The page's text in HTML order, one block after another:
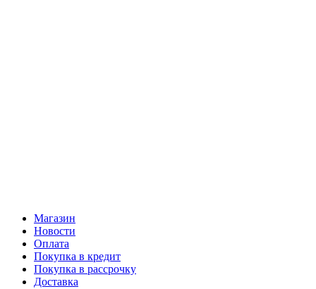
Магазин
Новости
Оплата
Покупка в кредит
Покупка в рассрочку
Доставка